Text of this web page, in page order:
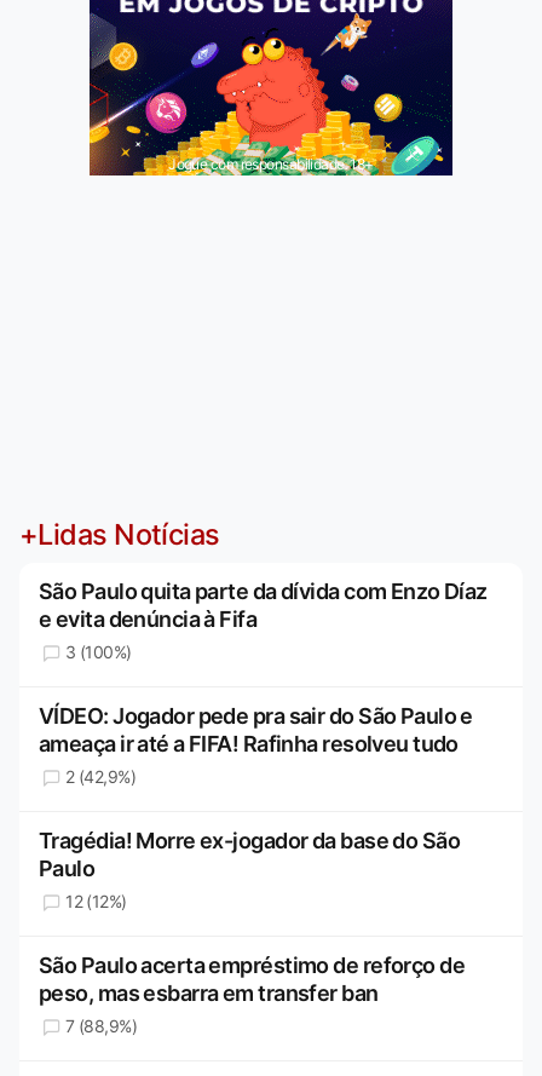
Jogue com responsabilidade. 18+
+Lidas Notícias
São Paulo quita parte da dívida com Enzo Díaz
e evita denúncia à Fifa
3 (100%)
VÍDEO: Jogador pede pra sair do São Paulo e
ameaça ir até a FIFA! Rafinha resolveu tudo
2 (42,9%)
Tragédia! Morre ex-jogador da base do São
Paulo
12 (12%)
São Paulo acerta empréstimo de reforço de
peso, mas esbarra em transfer ban
7 (88,9%)